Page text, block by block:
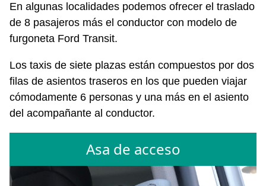
En algunas localidades podemos ofrecer el traslado
de 8 pasajeros más el conductor con modelo de
furgoneta Ford Transit.
Los taxis de siete plazas están compuestos por dos
filas de asientos traseros en los que pueden viajar
cómodamente 6 personas y una más en el asiento
del acompañante al conductor.
Asa de acceso